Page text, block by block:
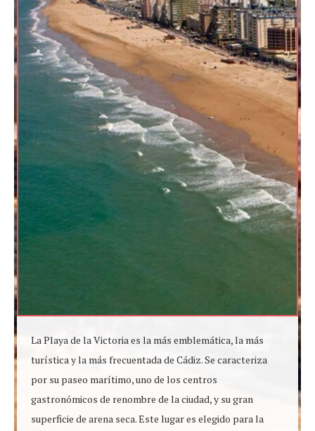
La Playa de la Victoria es la más emblemática, la más
turística y la más frecuentada de Cádiz. Se caracteriza
por su paseo marítimo, uno de los centros
gastronómicos de renombre de la ciudad, y su gran
superficie de arena seca. Este lugar es elegido para la